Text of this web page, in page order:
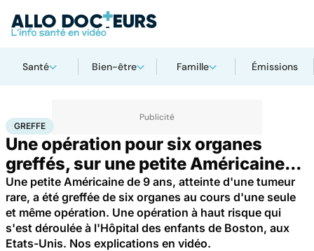
Santé Bien-être Famille Émissions
AccueilSanté Greffe
GREFFE
Une opération pour six organes
greffés, sur une petite Américaine...
Une petite Américaine de 9 ans, atteinte d'une tumeur
rare, a été greffée de six organes au cours d'une seule
et même opération. Une opération à haut risque qui
s'est déroulée à l'Hôpital des enfants de Boston, aux
Etats-Unis. Nos explications en vidéo.